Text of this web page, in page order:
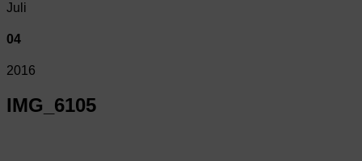
Juli
04
2016
IMG_6105